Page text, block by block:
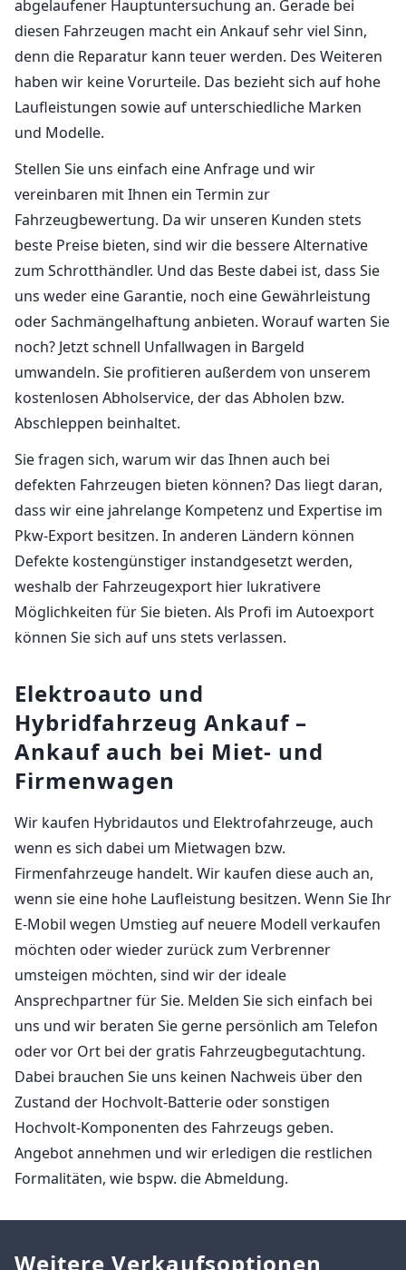
abgelaufener Hauptuntersuchung an. Gerade bei
diesen Fahrzeugen macht ein Ankauf sehr viel Sinn,
denn die Reparatur kann teuer werden. Des Weiteren
haben wir keine Vorurteile. Das bezieht sich auf hohe
Laufleistungen sowie auf unterschiedliche Marken
und Modelle.
Stellen Sie uns einfach eine Anfrage und wir
vereinbaren mit Ihnen ein Termin zur
Fahrzeugbewertung. Da wir unseren Kunden stets
beste Preise bieten, sind wir die bessere Alternative
zum Schrotthändler. Und das Beste dabei ist, dass Sie
uns weder eine Garantie, noch eine Gewährleistung
oder Sachmängelhaftung anbieten. Worauf warten Sie
noch? Jetzt schnell Unfallwagen in Bargeld
umwandeln. Sie profitieren außerdem von unserem
kostenlosen Abholservice, der das Abholen bzw.
Abschleppen beinhaltet.
Sie fragen sich, warum wir das Ihnen auch bei
defekten Fahrzeugen bieten können? Das liegt daran,
dass wir eine jahrelange Kompetenz und Expertise im
Pkw-Export besitzen. In anderen Ländern können
Defekte kostengünstiger instandgesetzt werden,
weshalb der Fahrzeugexport hier lukrativere
Möglichkeiten für Sie bieten. Als Profi im Autoexport
können Sie sich auf uns stets verlassen.
Elektroauto und
Hybridfahrzeug Ankauf –
Ankauf auch bei Miet- und
Firmenwagen
Wir kaufen Hybridautos und Elektrofahrzeuge, auch
wenn es sich dabei um Mietwagen bzw.
Firmenfahrzeuge handelt. Wir kaufen diese auch an,
wenn sie eine hohe Laufleistung besitzen. Wenn Sie Ihr
E-Mobil wegen Umstieg auf neuere Modell verkaufen
möchten oder wieder zurück zum Verbrenner
umsteigen möchten, sind wir der ideale
Ansprechpartner für Sie. Melden Sie sich einfach bei
uns und wir beraten Sie gerne persönlich am Telefon
oder vor Ort bei der gratis Fahrzeugbegutachtung.
Dabei brauchen Sie uns keinen Nachweis über den
Zustand der Hochvolt-Batterie oder sonstigen
Hochvolt-Komponenten des Fahrzeugs geben.
Angebot annehmen und wir erledigen die restlichen
Formalitäten, wie bspw. die Abmeldung.
Weitere Verkaufsoptionen